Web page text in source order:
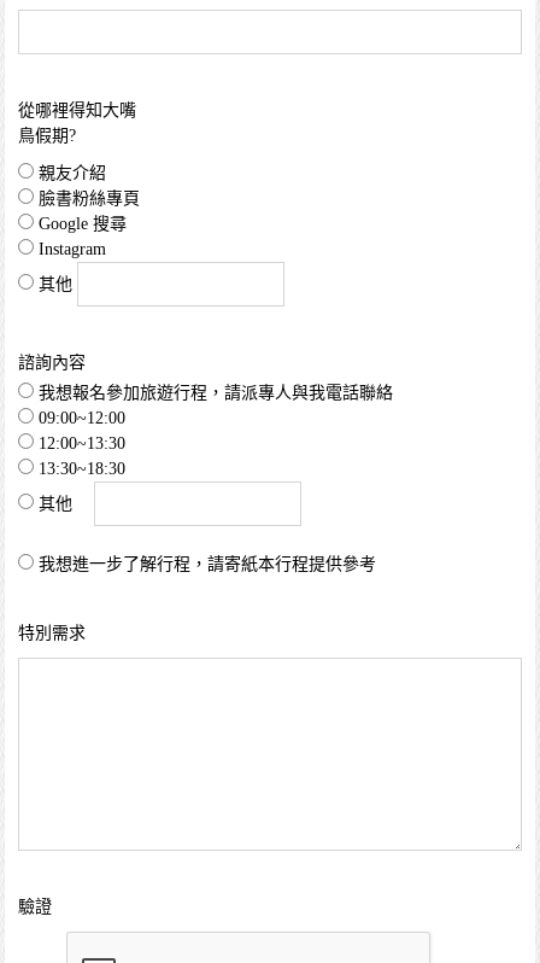
從哪裡得知大嘴
鳥假期?
親友介紹
臉書粉絲專頁
Google 搜尋
Instagram
其他
諮詢內容
我想報名參加旅遊行程，請派專人與我電話聯絡
09:00~12:00
12:00~13:30
13:30~18:30
其他
我想進一步了解行程，請寄紙本行程提供參考
特別需求
驗證